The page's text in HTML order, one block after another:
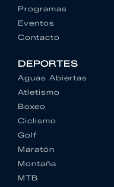
Programas
Eventos
Contacto
DEPORTES
Aguas Abiertas
Atletismo
Boxeo
Ciclismo
Golf
Maratón
Montaña
MTB